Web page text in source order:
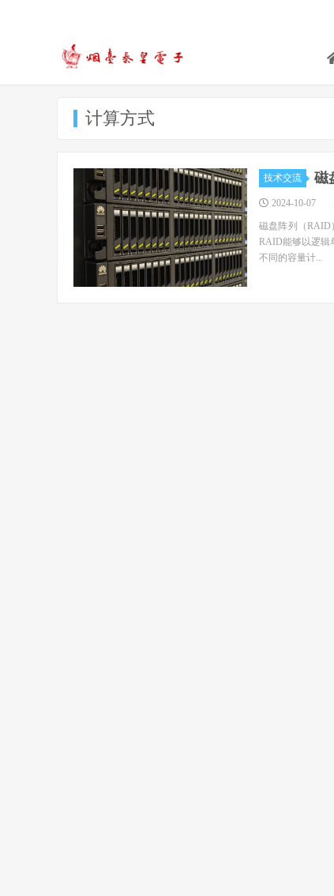
计算方式
技术交流 磁
2024-10-07
磁盘阵列（RAID
RAID能够以逻辑
不同的容量计...